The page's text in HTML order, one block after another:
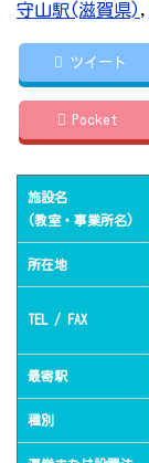
守山駅(滋賀県),
ツイート
Pocket
施設名
(教室・事業所名)
所在地
TEL / FAX
最寄駅
種別